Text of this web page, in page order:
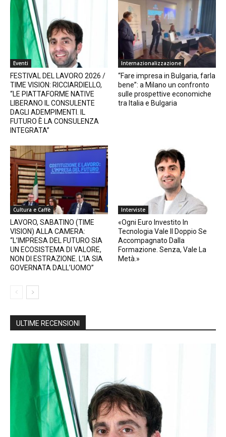
Eventi
FESTIVAL DEL LAVORO 2026 /
TIME VISION: RICCIARDIELLO,
“LE PIATTAFORME NATIVE
LIBERANO IL CONSULENTE
DAGLI ADEMPIMENTI. IL
FUTURO È LA CONSULENZA
INTEGRATA”
Internazionalizzazione
“Fare impresa in Bulgaria, farla
bene”: a Milano un confronto
sulle prospettive economiche
tra Italia e Bulgaria
Cultura e Caffè
LAVORO, SABATINO (TIME
VISION) ALLA CAMERA:
“L’IMPRESA DEL FUTURO SIA
UN ECOSISTEMA DI VALORE,
NON DI ESTRAZIONE. L’IA SIA
GOVERNATA DALL’UOMO”
Interviste
«Ogni Euro Investito In
Tecnologia Vale Il Doppio Se
Accompagnato Dalla
Formazione. Senza, Vale La
Metà.»
ULTIME RECENSIONI